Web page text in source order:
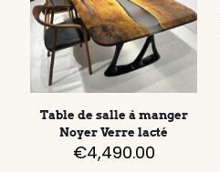
Table de salle à manger
Noyer Verre lacté
€4,490.00